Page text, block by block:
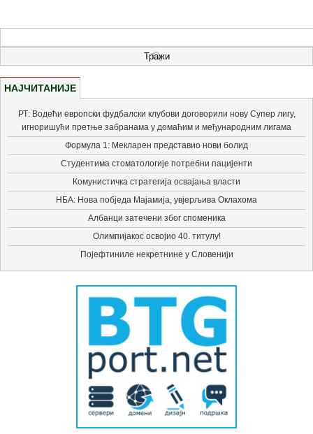
НАЈЧИТАНИЈЕ
РТ: Водећи европски фудбалски клубови договорили нову Супер лигу,
игноришући претње забранама у домаћим и међународним лигама
Формула 1: Мекларен представио нови болид
Студентима стоматологије потребни пацијенти
Комунистичка стратегија освајања власти
НБА: Нова побједа Мајамија, увјерљива Оклахома
Албанци затечени због споменика
Олимпијакос освојио 40. титулу!
Појефтиниле некретнине у Словенији